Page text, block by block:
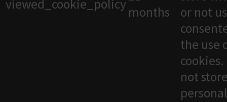
viewed_cookie_policy months
or not
the use
not